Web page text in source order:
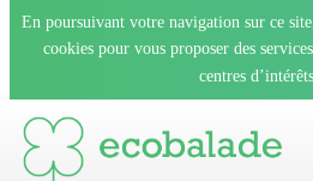
En poursuivant votre navigation sur ce
cookies pour vous proposer des
centres